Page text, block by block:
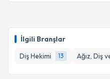
İlgili Branşlar
Diş Hekimi
13 Ağız, Diş
takvim
E-posta Adresiniz